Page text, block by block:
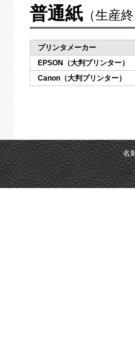
普通紙（生産
プリンタメーカー
EPSON（大判プリンター）
Canon（大判プリンター）
名